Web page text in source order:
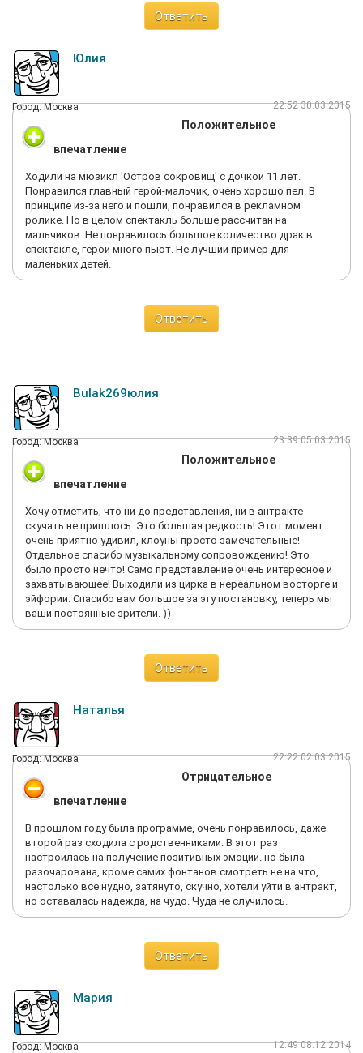
Ответить
Юлия
Город: Москва 22:52 30.03.2015
Положительное
впечатление
Ходили на мюзикл 'Остров сокровищ' с дочкой 11 лет.
Понравился главный герой-мальчик, очень хорошо пел. В
принципе из-за него и пошли, понравился в рекламном
ролике. Но в целом спектакль больше рассчитан на
мальчиков. Не понравилось большое количество драк в
спектакле, герои много пьют. Не лучший пример для
маленьких детей.
Ответить
Bulak269юлия
Город: Москва 23:39 05.03.2015
Положительное
впечатление
Хочу отметить, что ни до представления, ни в антракте
скучать не пришлось. Это большая редкость! Этот момент
очень приятно удивил, клоуны просто замечательные!
Отдельное спасибо музыкальному сопровождению! Это
было просто нечто! Само представление очень интересное и
захватывающее! Выходили из цирка в нереальном восторге и
эйфории. Спасибо вам большое за эту постановку, теперь мы
ваши постоянные зрители. ))
Ответить
Наталья
Город: Москва 22:22 02.03.2015
Отрицательное
впечатление
В прошлом году была программе, очень понравилось, даже
второй раз сходила с родственниками. В этот раз
настроилась на получение позитивных эмоций. но была
разочарована, кроме самих фонтанов смотреть не на что,
настолько все нудно, затянуто, скучно, хотели уйти в антракт,
но оставалась надежда, на чудо. Чуда не случилось.
Ответить
Мария
Город: Москва 12:49 08.12.2014